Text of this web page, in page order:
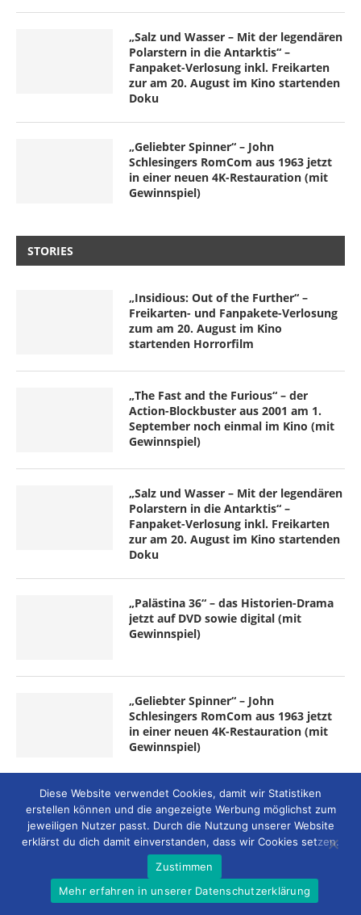
„Salz und Wasser – Mit der legendären
Polarstern in die Antarktis“ –
Fanpaket-Verlosung inkl. Freikarten
zur am 20. August im Kino startenden
Doku
„Geliebter Spinner“ – John
Schlesingers RomCom aus 1963 jetzt
in einer neuen 4K-Restauration (mit
Gewinnspiel)
STORIES
„Insidious: Out of the Further“ –
Freikarten- und Fanpakete-Verlosung
zum am 20. August im Kino
startenden Horrorfilm
„The Fast and the Furious“ – der
Action-Blockbuster aus 2001 am 1.
September noch einmal im Kino (mit
Gewinnspiel)
„Salz und Wasser – Mit der legendären
Polarstern in die Antarktis“ –
Fanpaket-Verlosung inkl. Freikarten
zur am 20. August im Kino startenden
Doku
„Palästina 36“ – das Historien-Drama
jetzt auf DVD sowie digital (mit
Gewinnspiel)
„Geliebter Spinner“ – John
Schlesingers RomCom aus 1963 jetzt
in einer neuen 4K-Restauration (mit
Gewinnspiel)
MEISTGELESENE ALBUM-REZENSIONEN
Diese Website verwendet Cookies, damit wir Statistiken
erstellen können und die angezeigte Werbung möglichst zum
jeweiligen Nutzer passt. Durch die Nutzung unserer Website
erklärst du dich damit einverstanden, dass wir Cookies setzen.
Zustimmen
Mehr erfahren in unserer Datenschutzerklärung